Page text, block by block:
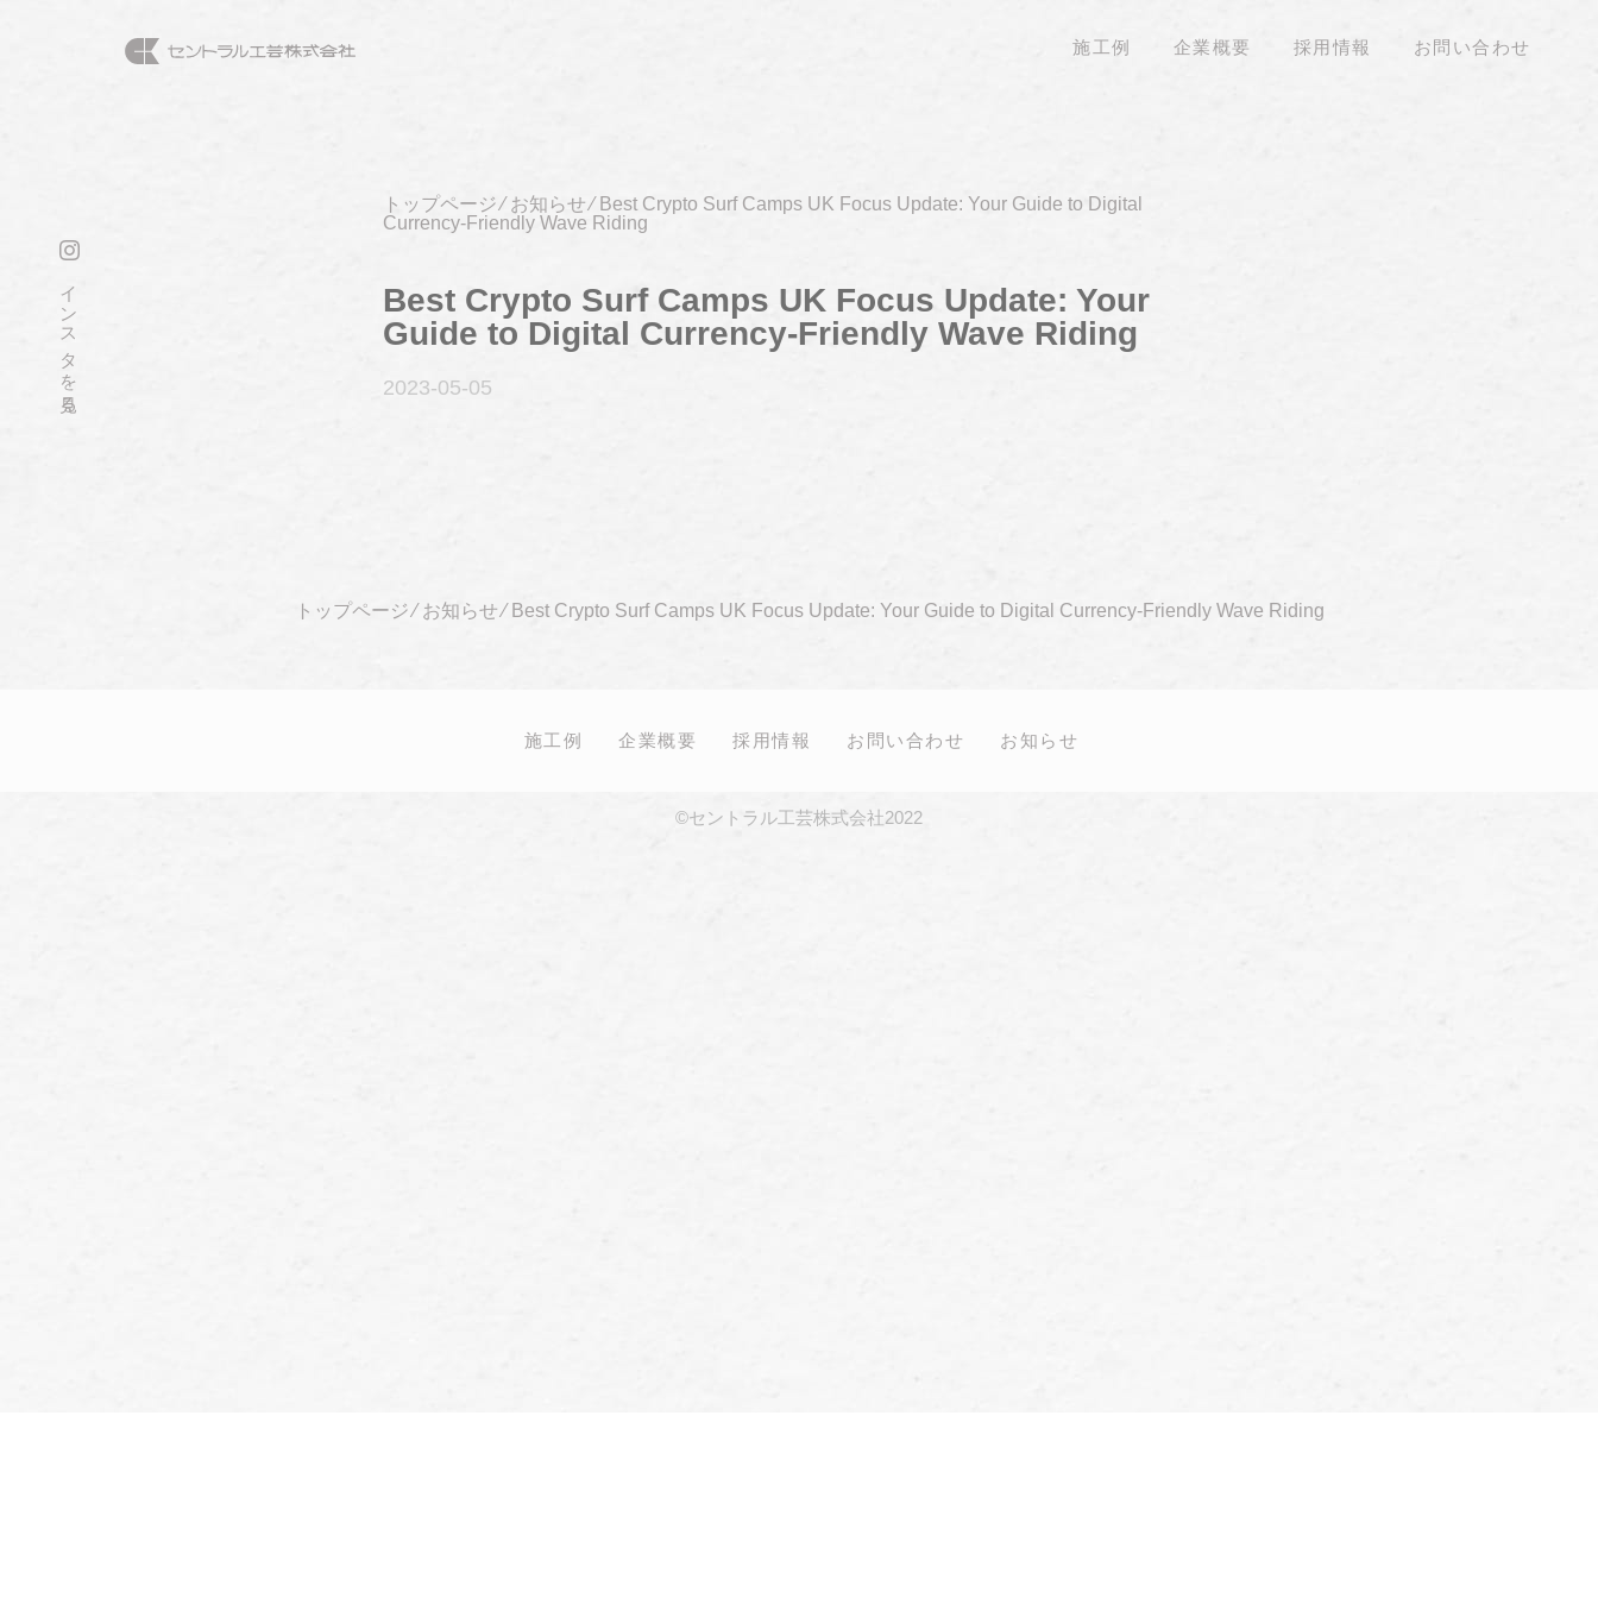
施工例 企業概要 採用情報 お問い合わせ
インスタを見る
トップページ⁄ お知らせ⁄ Best Crypto Surf Camps UK Focus Update: Your Guide to Digital
Currency-Friendly Wave Riding
Best Crypto Surf Camps UK Focus Update: Your
Guide to Digital Currency-Friendly Wave Riding
2023-05-05
トップページ⁄ お知らせ⁄ Best Crypto Surf Camps UK Focus Update: Your Guide to Digital Currency-Friendly Wave Riding
施工例 企業概要 採用情報 お問い合わせ お知らせ
©セントラル工芸株式会社2022